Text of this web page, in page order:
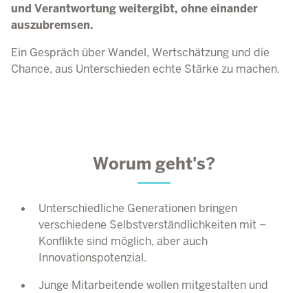
und Verantwortung weitergibt, ohne einander
auszubremsen.
Ein Gespräch über Wandel, Wertschätzung und die
Chance, aus Unterschieden echte Stärke zu machen.
Worum geht's?
Unterschiedliche Generationen bringen
verschiedene Selbstverständlichkeiten mit –
Konflikte sind möglich, aber auch
Innovationspotenzial.
Junge Mitarbeitende wollen mitgestalten und